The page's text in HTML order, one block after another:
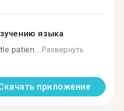
языка
patien...Развернуть
приложение